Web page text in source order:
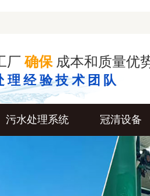
厂确保 成本和质量优
理经验技术团队
污水处理系统 冠清设备